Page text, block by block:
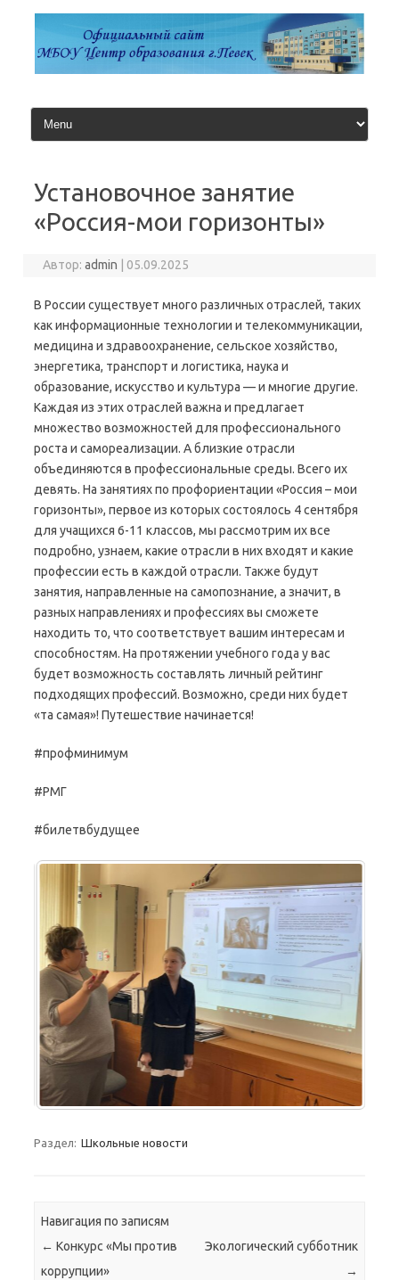
содержимому
Установочное занятие
«Россия-мои горизонты»
Автор:admin 05.09.2025
В России существует много различных отраслей, таких
как информационные технологии и телекоммуникации,
медицина и здравоохранение, сельское хозяйство,
энергетика, транспорт и логистика, наука и
образование, искусство и культура — и многие другие.
Каждая из этих отраслей важна и предлагает
множество возможностей для профессионального
роста и самореализации. А близкие отрасли
объединяются в профессиональные среды. Всего их
девять. На занятиях по профориентации «Россия – мои
горизонты», первое из которых состоялось 4 сентября
для учащихся 6-11 классов, мы рассмотрим их все
подробно, узнаем, какие отрасли в них входят и какие
профессии есть в каждой отрасли. Также будут
занятия, направленные на самопознание, а значит, в
разных направлениях и профессиях вы сможете
находить то, что соответствует вашим интересам и
способностям. На протяжении учебного года у вас
будет возможность составлять личный рейтинг
подходящих профессий. Возможно, среди них будет
«та самая»! Путешествие начинается!
#профминимум
#РМГ
#билетвбудущее
Раздел: Школьные новости
Навигация по записям
← Конкурс «Мы против
коррупции»
Экологический субботник
→